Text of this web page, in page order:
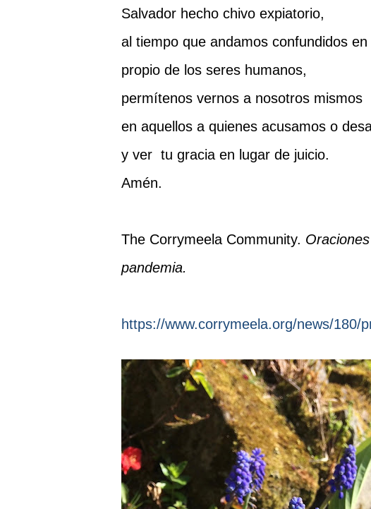
Salvador hecho chivo expiatorio,
al tiempo que andamos confundidos
propio de los seres humanos,
permítenos vernos a nosotros mismos
en aquellos a quienes acusamos o
y ver tu gracia en lugar de juicio.
Amén.
The Corrymeela Community.
pandemia.
https://www.corrymeela.org/news/180/